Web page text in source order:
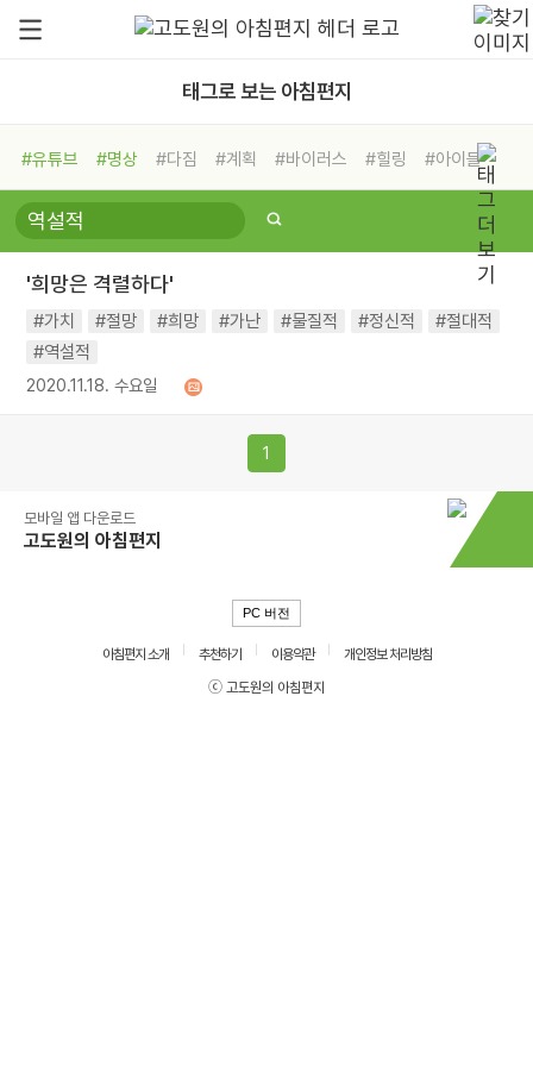
태그로 보는 아침편지
#유튜브 #명상 #다짐 #계획 #바이러스 #힐링
#아이들
#비전캠프
#독서캠프 #삶
#희망
#나눔 #친구 #링컨학교
#독서
#건강 #면역력
'희망은 격렬하다'
#가치 #절망 #희망 #가난 #물질적 #정신적
#절대적
#역설적
2020.11.18. 수요일
1
모바일 앱 다운로드
고도원의 아침편지
PC 버전
아침편지 소개 추천하기 이용약관
개인정보 처리방침
ⓒ 고도원의 아침편지